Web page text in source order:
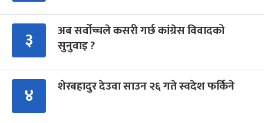
३
अब सर्वोच्चले कसरी गर्छ कांग्रेस विवादको
सुनुवाइ ?
४ शेरबहादुर देउवा साउन २६ गते स्वदेश फर्किने